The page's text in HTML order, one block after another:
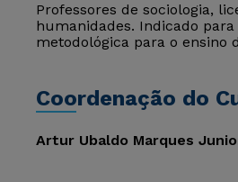
Professores de sociologia,
humanidades. Indicado
metodológica para o ensino
Coordenação do
Artur Ubaldo Marques